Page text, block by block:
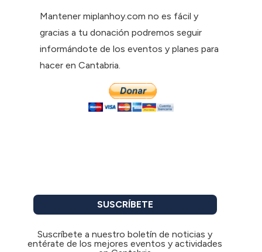
Mantener miplanhoy.com no es fácil y
gracias a tu donación podremos seguir
informándote de los eventos y planes para
hacer en Cantabria.
SUSCRÍBETE
Suscríbete a nuestro boletín de noticias y
entérate de los mejores eventos y actividades